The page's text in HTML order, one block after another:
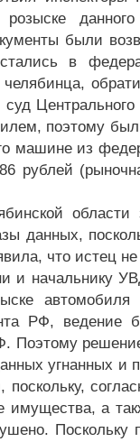
были
в
поэтому
машине из
рублей
данных,
что истец
и начальнику
РФ, ведение
Поэтому
угнанных и
имущества, а